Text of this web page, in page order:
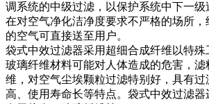
调系统的中级过滤，以保护系统中下一级
在对空气净化洁净度要求不严格的场所
的空气可直接送至用户。
袋式中效过滤器采用超细合成纤维以特
玻璃纤维材料可能对人体造成的危害，
维，对空气尘埃颗粒过滤特别好，具有过
高、使用寿命长等特点。袋式中效过滤